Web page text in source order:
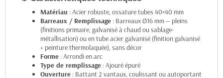
Matériau : Acier robuste, ossature tubes 40×40 mm
Barreaux / Remplissage : Barreaux Ø16 mm — pleins
(finitions primaire, galvanisé à chaud ou sablage-
métallisation) ou en tube acier galvanisé (finition galvanisé
+ peinture thermolaquée), sans décor
Forme : Arrondi en arc
Type de remplissage : Ajouré épuré
Ouverture : Battant 2 vantaux, coulissant ou autoportant